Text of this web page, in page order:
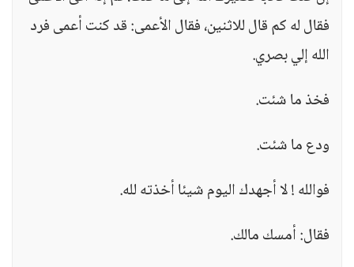
فقال له كم قال للاثنين، فقال الأعمى: قد كنت أعمى فرد
الله إلي بصري.
فخذ ما شئت.
ودع ما شئت.
فوالله ! لا أجهدك اليوم شيئا أخذته لله.
فقال: أمسك مالك.